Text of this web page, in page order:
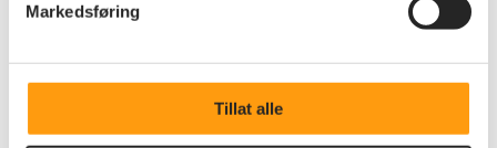
Markedsføring
Tillat alle